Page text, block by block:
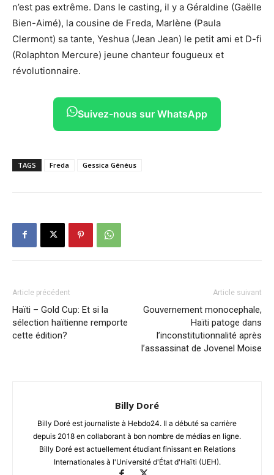
n’est pas extrême. Dans le casting, il y a Géraldine (Gaëlle
Bien-Aimé), la cousine de Freda, Marlène (Paula
Clermont) sa tante, Yeshua (Jean Jean) le petit ami et D-fi
(Rolaphton Mercure) jeune chanteur fougueux et
révolutionnaire.
Suivez-nous sur WhatsApp
TAGS Freda Gessica Généus
Article précédent
Haïti – Gold Cup: Et si la
sélection haïtienne remporte
cette édition?
Article suivant
Gouvernement monocephale,
Haïti patoge dans
l’inconstitutionnalité après
l’assassinat de Jovenel Moise
Billy Doré
Billy Doré est journaliste à Hebdo24. Il a débuté sa carrière
depuis 2018 en collaborant à bon nombre de médias en ligne.
Billy Doré est actuellement étudiant finissant en Relations
Internationales à l'Université d'État d'Haïti (UEH).